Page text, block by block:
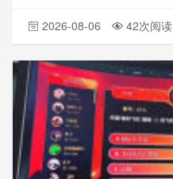
2026-08-06 42次阅读